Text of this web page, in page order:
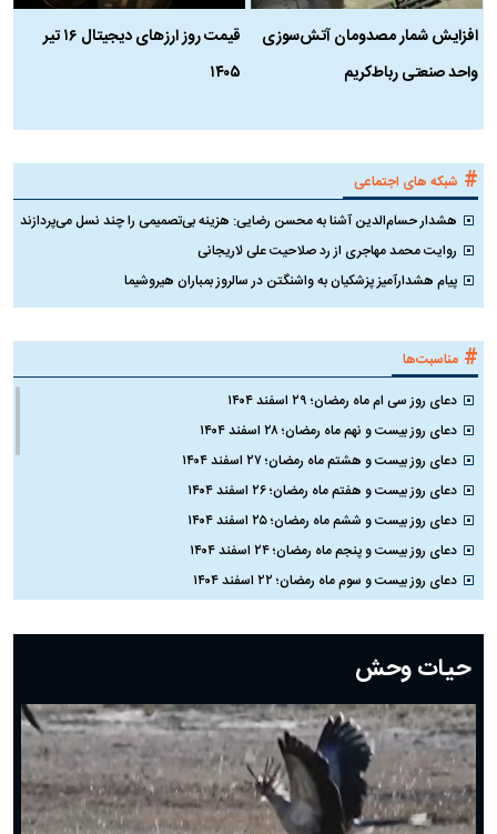
افزایش شمار مصدومان آتش‌سوزی
واحد صنعتی رباط‌کریم
قیمت روز ارز‌های دیجیتال ۱۶ تیر
۱۴۰۵
# شبکه های اجتماعی
هشدار حسام‌الدین آشنا به محسن رضایی: هزینه بی‌تصمیمی را چند نسل می‌پردازند
روایت محمد مهاجری از رد صلاحیت علی لاریجانی
پیام هشدارآمیز پزشکیان به واشنگتن در سالروز بمباران هیروشیما
# مناسبت‌ها
دعای روز سی ام ماه رمضان؛ ۲۹ اسفند ۱۴۰۴
دعای روز بیست و نهم ماه رمضان؛ ۲۸ اسفند ۱۴۰۴
دعای روز بیست و هشتم ماه رمضان؛ ۲۷ اسفند ۱۴۰۴
دعای روز بیست و هفتم ماه رمضان؛ ۲۶ اسفند ۱۴۰۴
دعای روز بیست و ششم ماه رمضان؛ ۲۵ اسفند ۱۴۰۴
دعای روز بیست و پنجم ماه رمضان؛ ۲۴ اسفند ۱۴۰۴
دعای روز بیست و سوم ماه رمضان؛ ۲۲ اسفند ۱۴۰۴
دعای روز بیستم ماه رمضان؛ ۱۹ اسفند ۱۴۰۴
دعای روز هشتم ماه مبارک رمضان؛ ۷ اسفند ماه ۱۴۰۴
دعای روز هفتم ماه رمضان؛ ۶ اسفند ۱۴۰۴
دعای روز ششم ماه رمضان؛ ۵ اسفند ۱۴۰۴
دعای روز پنجم ماه رمضان؛ ۴ اسفند ۱۴۰۴
دعای روز چهارم ماه مبارک رمضان؛ ۳ اسفند ۱۴۰۴
دعای روز سوم ماه مبارک رمضان؛ ۱۴ اسفند ۱۴۰۴
حیات وحش